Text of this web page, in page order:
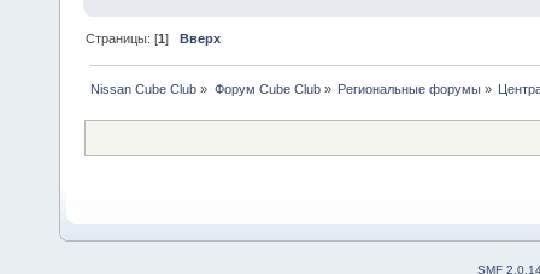
Страницы: [1]Вверх
Nissan Cube Club » Форум Cube Club» Региональные форумы»
SMF